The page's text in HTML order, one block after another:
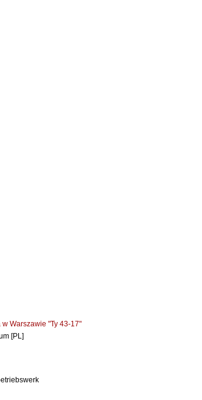
Warszawie "Ty 43-17"
[PL]